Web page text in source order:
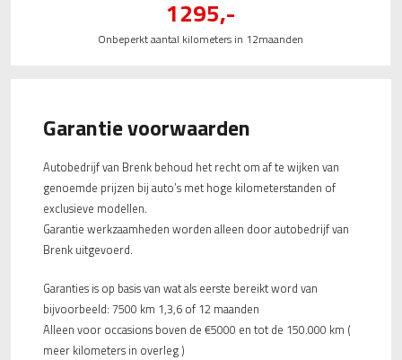
1295,-
Onbeperkt aantal kilometers in 12maanden
Garantie voorwaarden
Autobedrijf van Brenk behoud het recht om af te wijken van
genoemde prijzen bij auto’s met hoge kilometerstanden of
exclusieve modellen.
Garantie werkzaamheden worden alleen door autobedrijf van
Brenk uitgevoerd.
Garanties is op basis van wat als eerste bereikt word van
bijvoorbeeld: 7500 km 1,3,6 of 12 maanden
Alleen voor occasions boven de €5000 en tot de 150.000 km (
meer kilometers in overleg )